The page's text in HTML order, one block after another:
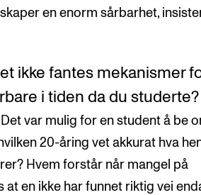
en enorm sårbarhet,
ikke fantes mekanismer
i tiden da du studerte?
var mulig for en student å be
20-åring vet akkurat hva
Hvem forstår når mangel på
at en ikke har funnet riktig vei